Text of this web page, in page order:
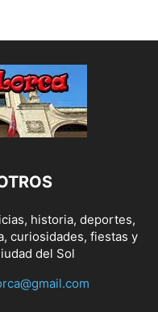
historia, deportes,
curiosidades, fiestas y
del Sol